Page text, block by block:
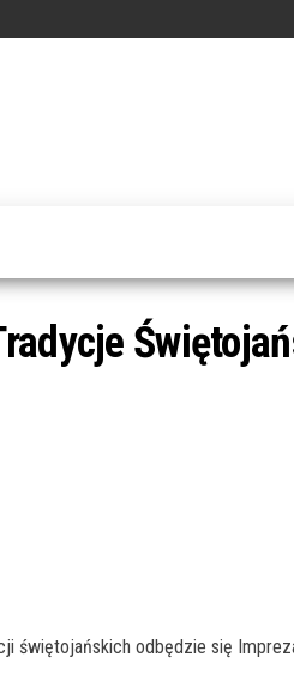
świętojańskich odbędzie się